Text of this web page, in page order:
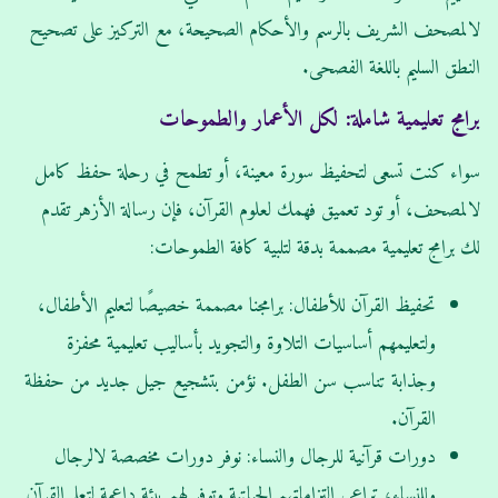
لالمصحف الشريف بالرسم والأحكام الصحيحة، مع التركيز على تصحيح
النطق السليم باللغة الفصحى.
برامج تعليمية شاملة: لكل الأعمار والطموحات
سواء كنت تسعى لتحفيظ سورة معينة، أو تطمح في رحلة حفظ كامل
لالمصحف، أو تود تعميق فهمك لعلوم القرآن، فإن رسالة الأزهر تقدم
لك برامج تعليمية مصممة بدقة لتلبية كافة الطموحات:
تحفيظ القرآن للأطفال: برامجنا مصممة خصيصًا لتعليم الأطفال،
ولتعليمهم أساسيات التلاوة والتجويد بأساليب تعليمية محفزة
وجذابة تناسب سن الطفل. نؤمن بتشجيع جيل جديد من حفظة
القرآن.
دورات قرآنية للرجال والنساء: نوفر دورات مخصصة لالرجال